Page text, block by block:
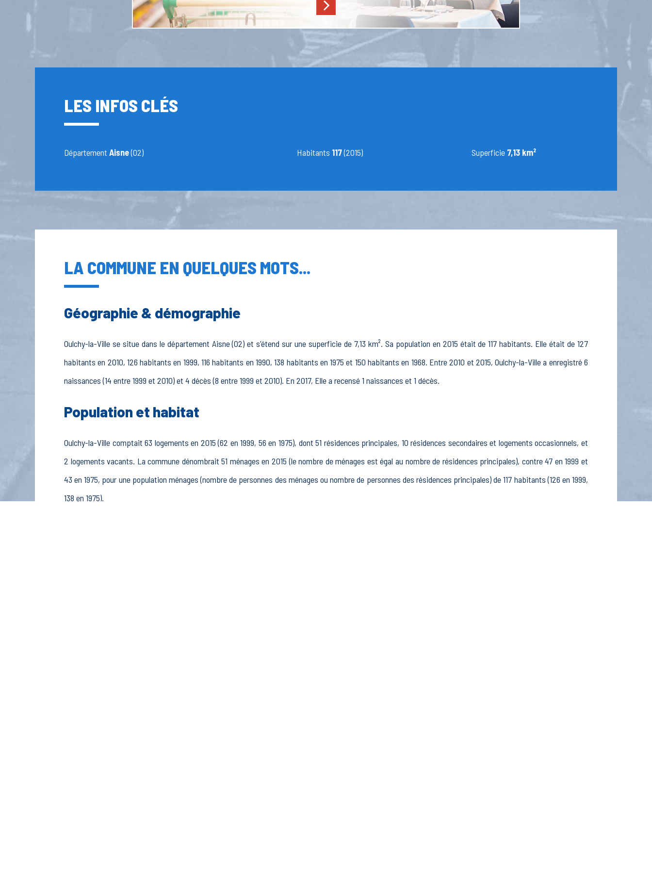
LES INFOS CLÉS
Département Aisne(02) Habitants 117(2015) Superficie 7,13 km²
LA COMMUNE EN QUELQUES MOTS...
Géographie & démographie
Oulchy-la-Ville se situe dans le département Aisne (02) et s'étend sur une superficie de 7,13 km². Sa population en 2015 était de 117 habitants. Elle était de 127
habitants en 2010, 126 habitants en 1999, 116 habitants en 1990, 138 habitants en 1975 et 150 habitants en 1968. Entre 2010 et 2015, Oulchy-la-Ville a enregistré 6
naissances (14 entre 1999 et 2010) et 4 décès (8 entre 1999 et 2010). En 2017, Elle a recensé 1 naissances et 1 décès.
Population et habitat
Oulchy-la-Ville comptait 63 logements en 2015 (62 en 1999, 56 en 1975), dont 51 résidences principales, 10 résidences secondaires et logements occasionnels, et
2 logements vacants. La commune dénombrait 51 ménages en 2015 (le nombre de ménages est égal au nombre de résidences principales), contre 47 en 1999 et
43 en 1975, pour une population ménages (nombre de personnes des ménages ou nombre de personnes des résidences principales) de 117 habitants (126 en 1999,
138 en 1975).